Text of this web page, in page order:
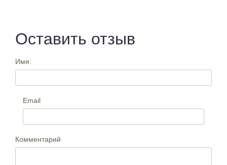
Оставить отзыв
Имя:
Email
Комментарий